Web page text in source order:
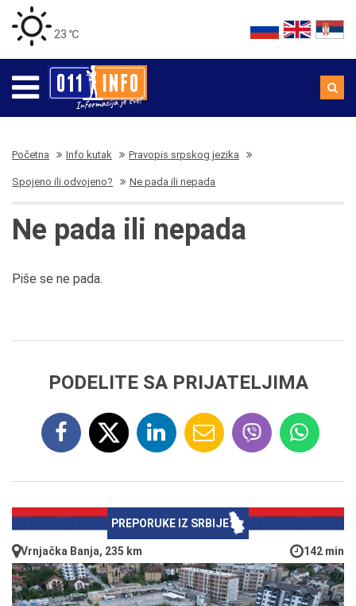
23 ℃
Početna Info kutak Pravopis srpskog jezika
Spojeno ili odvojeno? Ne pada ili nepada
Ne pada ili nepada
Piše se ne pada.
PODELITE SA PRIJATELJIMA
PREPORUKE IZ SRBIJE
Vrnjačka Banja, 235 km 142 min